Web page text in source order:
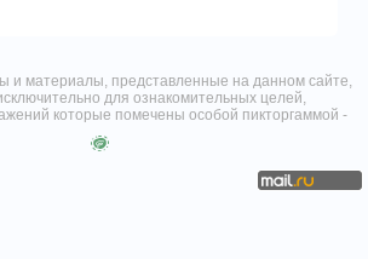
материалы, представленные на данном сайте,
для ознакомительных целей,
которые помечены особой пикторгаммой -